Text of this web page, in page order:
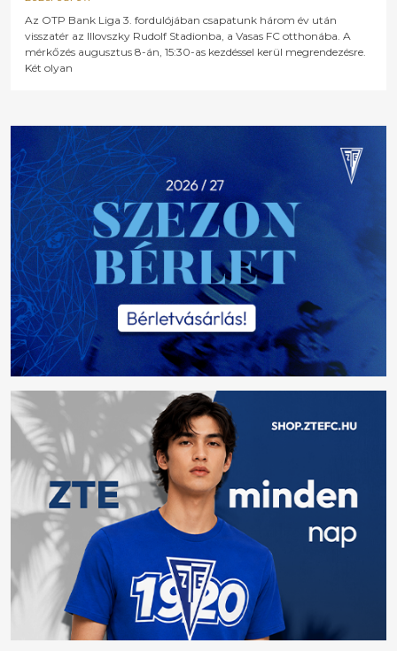
Az OTP Bank Liga 3. fordulójában csapatunk három év után
visszatér az Illovszky Rudolf Stadionba, a Vasas FC otthonába. A
mérkőzés augusztus 8-án, 15:30-as kezdéssel kerül megrendezésre.
Két olyan